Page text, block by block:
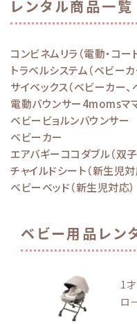
レンタル商品一覧
コンビネムリラ（電動・コー
トラベルシステム（ベビー
サイベックス（ベビーカー、
電動バウンサー4momsマ
ベビービョルンバウンサー
ベビーカー
エアバギーココダブル（双
チャイルドシート（新生児対
ベビーベッド（新生児対応）
ベビー用品レン
1
ロ